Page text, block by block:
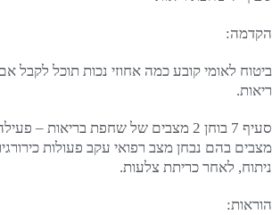
הקדמה:
ביטוח לאומי קובע כמה אחוזי נכות תוכל
ריאות.
סעיף 7 בוחן 2 מצבים של שחפת בריאות –
מצבים בהם נבחן מצב רפואי עקב פעולות
ניתוח, לאחר כריתת צלעות.
הוראות: